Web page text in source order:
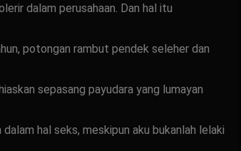
dalam perusahaan. Dan hal itu
potongan rambut pendek seleher dan
sepasang payudara yang lumayan
hal seks, meskipun aku bukanlah lelaki